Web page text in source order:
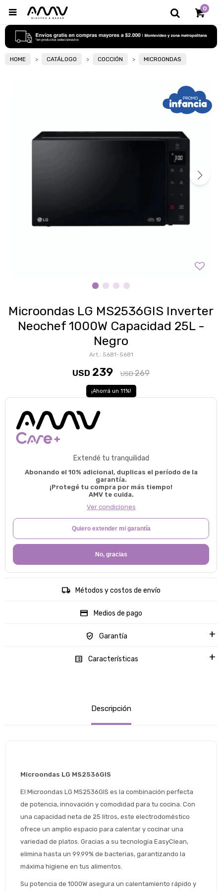
0

HOME CATÁLOGO COCCIÓN MICROONDAS
Microondas LG MS2536GIS Inverter
Neochef 1000W Capacidad 25L -
Negro
5681-5681
USD 239 USD 269
11
Extendé tu tranquilidad
Abonando el 10% adicional, duplicas el período de la
garantía.
¡Protegé tu compra por más tiempo!
AMV te cuida.
Ver condiciones
Quiero extender mi garantía
No, gracias
Métodos y costos de envío
Medios de pago
Garantía
Características
Descripción
Microondas LG MS2536GIS
El Microondas LG MS2536GIS es la combinación perfecta
de potencia, innovación y comodidad para tu cocina. Con
una capacidad neta de 25 litros, este electrodoméstico
ofrece un amplio espacio para calentar y cocinar una
variedad de platos. Gracias a su tecnología EasyClean,
elimina hasta un 99.99% de bacterias, garantizando la
máxima higiene en tus alimentos.
Su potencia de 1000W asegura un calentamiento rápido y